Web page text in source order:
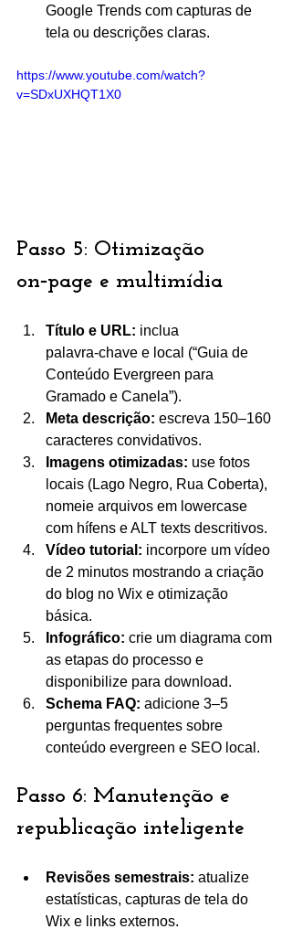
Google Trends com capturas de
tela ou descrições claras.
https://www.youtube.com/watch?
v=SDxUXHQT1X0
Passo 5: Otimização
on‑page e multimídia
Título e URL: inclua
palavra‑chave e local (“Guia de
Conteúdo Evergreen para
Gramado e Canela”).
Meta descrição: escreva 150–160
caracteres convidativos.
Imagens otimizadas: use fotos
locais (Lago Negro, Rua Coberta),
nomeie arquivos em lowercase
com hífens e ALT texts descritivos.
Vídeo tutorial: incorpore um vídeo
de 2 minutos mostrando a criação
do blog no Wix e otimização
básica.
Infográfico: crie um diagrama com
as etapas do processo e
disponibilize para download.
Schema FAQ: adicione 3–5
perguntas frequentes sobre
conteúdo evergreen e SEO local.
Passo 6: Manutenção e
republicação inteligente
Revisões semestrais: atualize
estatísticas, capturas de tela do
Wix e links externos.